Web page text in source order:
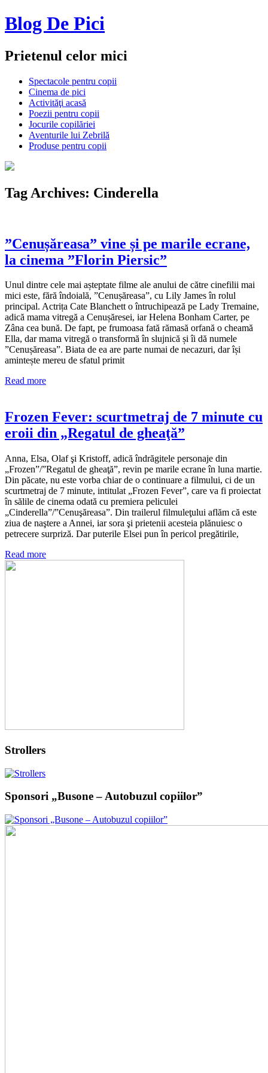
Blog De Pici
Prietenul celor mici
Spectacole pentru copii
Cinema de pici
Activităţi acasă
Poezii pentru copii
Jocurile copilăriei
Aventurile lui Zebrilă
Produse pentru copii
Tag Archives: Cinderella
”Cenușăreasa” vine și pe marile ecrane,
la cinema ”Florin Piersic”
Unul dintre cele mai așteptate filme ale anului de către cinefilii mai
mici este, fără îndoială, ”Cenușăreasa”, cu Lily James în rolul
principal. Actrița Cate Blanchett o întruchipează pe Lady Tremaine,
adică mama vitregă a Cenușăresei, iar Helena Bonham Carter, pe
Zâna cea bună. De fapt, pe frumoasa fată rămasă orfană o cheamă
Ella, dar mama vitregă o transformă în slujnică și îi dă numele
”Cenușăreasa”. Biata de ea are parte numai de necazuri, dar își
amintește mereu de sfatul primit
Read more
Frozen Fever: scurtmetraj de 7 minute cu
eroii din „Regatul de gheaţă”
Anna, Elsa, Olaf şi Kristoff, adică îndrăgitele personaje din
„Frozen”/”Regatul de gheaţă”, revin pe marile ecrane în luna martie.
Din păcate, nu este vorba chiar de o continuare a filmului, ci de un
scurtmetraj de 7 minute, intitulat „Frozen Fever”, care va fi proiectat
în sălile de cinema odată cu premiera peliculei
„Cinderella”/”Cenuşăreasa”. Din trailerul filmuleţului aflăm că este
ziua de naştere a Annei, iar sora şi prietenii acesteia plănuiesc o
petrecere surpriză. Dar puterile Elsei pun în pericol pregătirile,
Read more
Strollers
Sponsori „Busone – Autobuzul copiilor”